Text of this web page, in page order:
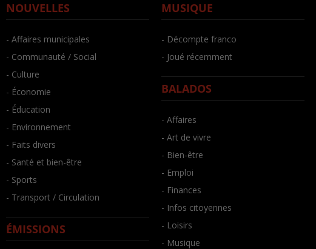
NOUVELLES
- Affaires municipales
- Communauté / Social
- Culture
- Économie
- Éducation
- Environnement
- Faits divers
- Santé et bien-être
- Sports
- Transport / Circulation
ÉMISSIONS
MUSIQUE
- Décompte franco
- Joué récemment
BALADOS
- Affaires
- Art de vivre
- Bien-être
- Emploi
- Finances
- Infos citoyennes
- Loisirs
- Musique